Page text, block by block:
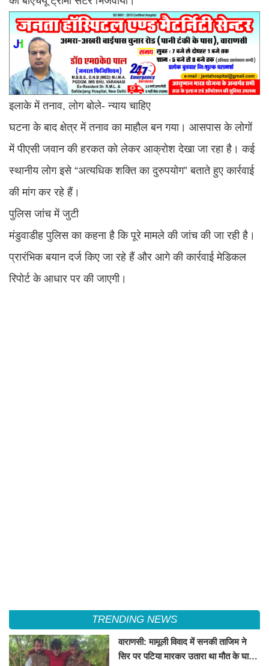
इलाके में तनाव, लोग बोले- न्याय चाहिए
घटना के बाद क्षेत्र में तनाव का माहौल बन गया। आसपास के लोगों
में पीएसी जवान की हरकत को लेकर आक्रोश देखा जा रहा है। कई
स्थानीय लोग इसे “अत्यधिक शक्ति का दुरुपयोग” बताते हुए कार्रवाई
की मांग कर रहे हैं।
पुलिस जांच में जुटी
मंडुवाडीह पुलिस का कहना है कि पूरे मामले की जांच की जा रही है।
प्रारंभिक बयान दर्ज किए जा रहे हैं और आगे की कार्रवाई मेडिकल
रिपोर्ट के आधार पर की जाएगी।
TRENDING NEWS
वाराणसी: मामूली विवाद में सनकी ताजिम ने
सिर पर पटिया मारकर उतारा था मौत के घाट,